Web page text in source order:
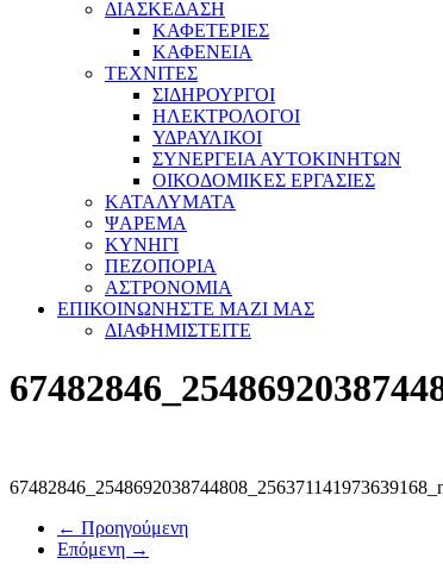
ΔΙΑΣΚΕΔΑΣΗ
ΚΑΦΕΤΕΡΙΕΣ
ΚΑΦΕΝΕΙΑ
ΤΕΧΝΙΤΕΣ
ΣΙΔΗΡΟΥΡΓΟΙ
ΗΛΕΚΤΡΟΛΟΓΟΙ
ΥΔΡΑΥΛΙΚΟΙ
ΣΥΝΕΡΓΕΙΑ ΑΥΤΟΚΙΝΗΤΩΝ
ΟΙΚΟΔΟΜΙΚΕΣ ΕΡΓΑΣΙΕΣ
ΚΑΤΑΛΥΜΑΤΑ
ΨΑΡΕΜΑ
ΚΥΝΗΓΙ
ΠΕΖΟΠΟΡΙΑ
ΑΣΤΡΟΝΟΜΙΑ
ΕΠΙΚΟΙΝΩΝΗΣΤΕ ΜΑΖΙ ΜΑΣ
ΔΙΑΦΗΜΙΣΤΕΙΤΕ
← Προηγούμενη
Επόμενη →